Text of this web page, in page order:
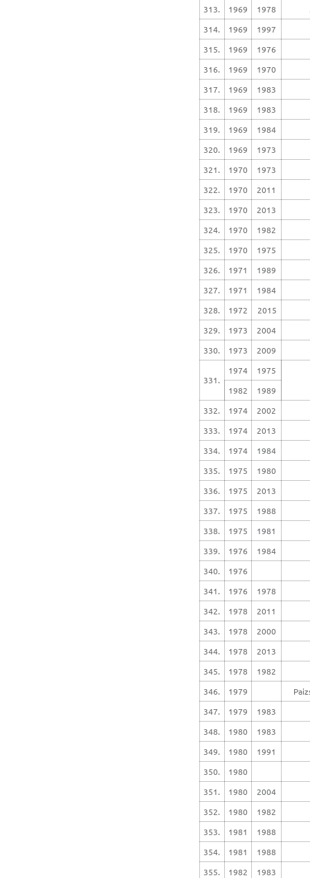
313. 1969 1978
314.
1969
1997
315.
1969
1976
316.
1969
1970
317.
1969
1983
318.
1969
1983
319.
1969
1984
320.
1969
1973
321.
1970
1973
322.
1970
2011
323.
1970
2013
324.
1970
1982
325.
1970
1975
326.
1971
1989
327.
1971
1984
328.
1972
2015
329.
1973
2004
330.
1973 2009
331.
1974
1975
1982
1989
332.
1974
2002
333.
1974
2013
334.
1974
1984
335.
1975
1980
336.
1975
2013
337.
1975
1988
338.
1975
1981
339.
1976
1984
340.
1976
341.
1976
1978
342.
1978
2011
343.
1978
2000
344.
1978
2013
345.
1978
1982
346.
1979
347.
1979
1983
348.
1980
1983
349.
1980
1991
350.
1980
351.
1980
2004
352.
1980
1982
353.
1981
1988
354.
1981
1988
355.
1982
1983